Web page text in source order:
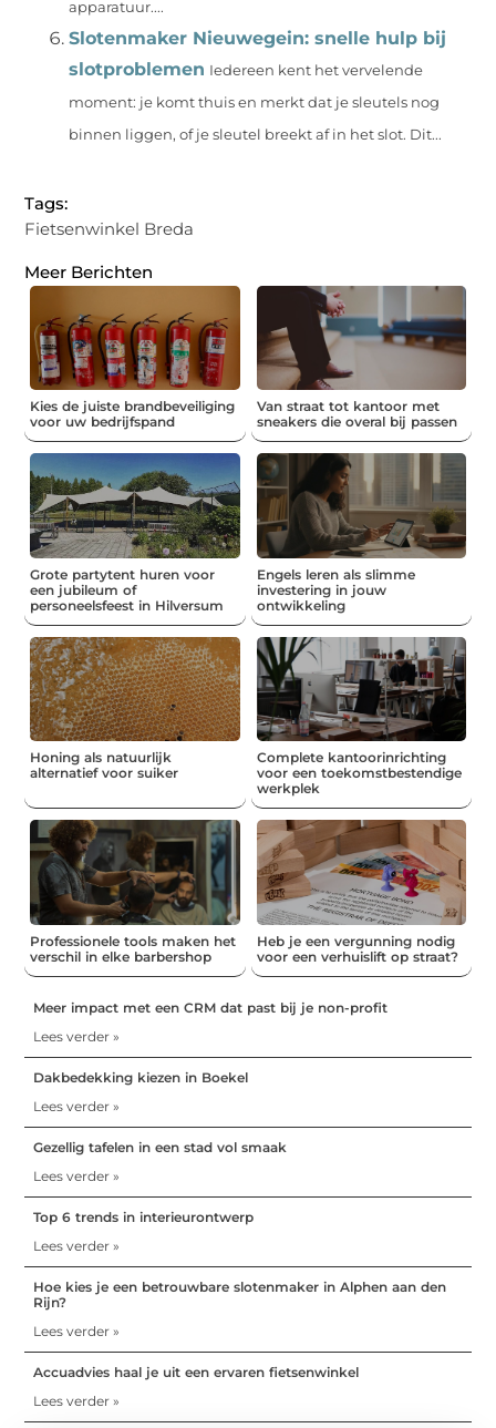
apparatuur....
Slotenmaker Nieuwegein: snelle hulp bij
slotproblemen Iedereen kent het vervelende
moment: je komt thuis en merkt dat je sleutels nog
binnen liggen, of je sleutel breekt af in het slot. Dit...
Tags:
Fietsenwinkel Breda
Meer Berichten
Kies de juiste brandbeveiliging
voor uw bedrijfspand
Van straat tot kantoor met
sneakers die overal bij passen
Grote partytent huren voor
een jubileum of
personeelsfeest in Hilversum
Engels leren als slimme
investering in jouw
ontwikkeling
Honing als natuurlijk
alternatief voor suiker
Complete kantoorinrichting
voor een toekomstbestendige
werkplek
Professionele tools maken het
verschil in elke barbershop
Heb je een vergunning nodig
voor een verhuislift op straat?
Meer impact met een CRM dat past bij je non-profit
Lees verder »
Dakbedekking kiezen in Boekel
Lees verder »
Gezellig tafelen in een stad vol smaak
Lees verder »
Top 6 trends in interieurontwerp
Lees verder »
Hoe kies je een betrouwbare slotenmaker in Alphen aan den
Rijn?
Lees verder »
Accuadvies haal je uit een ervaren fietsenwinkel
Lees verder »